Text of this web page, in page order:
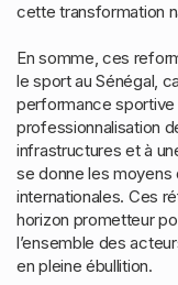
cette transformation
En somme, ces
le sport au Sénégal,
performance
professionnalisation
infrastructures et à
se donne les
internationales. Ces
horizon prometteur
l’ensemble des
en pleine ébullition.